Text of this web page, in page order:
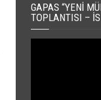
GAPAS “YENI
TOPLANTISI –